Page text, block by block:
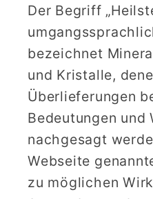
Der Begriff
bezeichnet
und Kristalle,
Überlieferungen
Bedeutungen und
nachgesagt
Webseite
zu möglichen